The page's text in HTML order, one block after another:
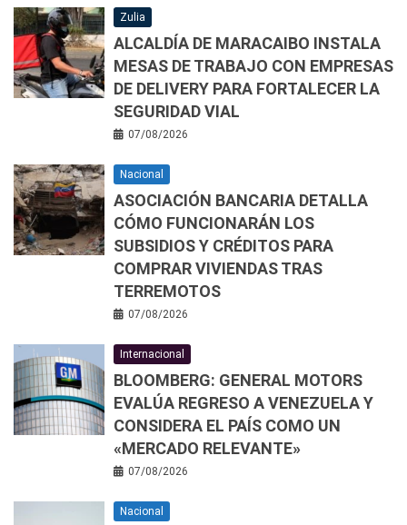
Zulia
ALCALDÍA DE MARACAIBO INSTALA
MESAS DE TRABAJO CON EMPRESAS
DE DELIVERY PARA FORTALECER LA
SEGURIDAD VIAL
07/08/2026
Nacional
ASOCIACIÓN BANCARIA DETALLA
CÓMO FUNCIONARÁN LOS
SUBSIDIOS Y CRÉDITOS PARA
COMPRAR VIVIENDAS TRAS
TERREMOTOS
07/08/2026
Internacional
BLOOMBERG: GENERAL MOTORS
EVALÚA REGRESO A VENEZUELA Y
CONSIDERA EL PAÍS COMO UN
«MERCADO RELEVANTE»
07/08/2026
Nacional